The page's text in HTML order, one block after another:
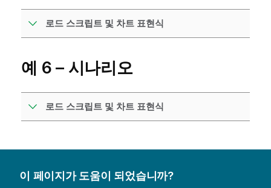
로드 스크립트 및 차트 표현식
예 6 – 시나리오
로드 스크립트 및 차트 표현식
이 페이지가 도움이 되었습니까?